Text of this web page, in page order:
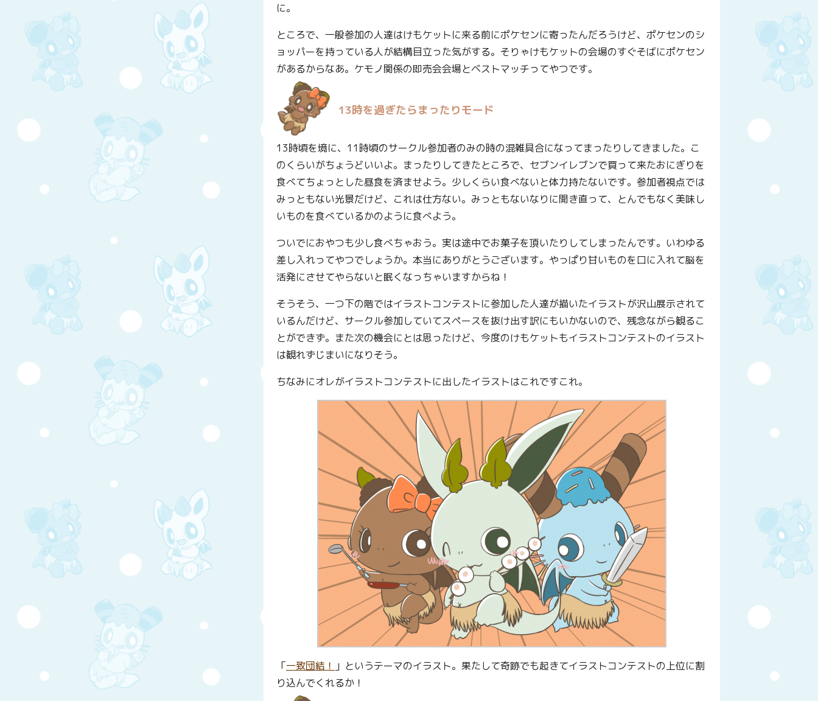
に。
ところで、一般参加の人達はけもケットに来る前にポケセンに寄ったんだろうけど、ポケセンのシ
ョッパーを持っている人が結構目立った気がする。そりゃけもケットの会場のすぐそばにポケセン
があるからなあ。ケモノ関係の即売会会場とベストマッチってやつです。
13時を過ぎたらまったりモード
13時頃を境に、11時頃のサークル参加者のみの時の混雑具合になってまったりしてきました。こ
のくらいがちょうどいいよ。まったりしてきたところで、セブンイレブンで買って来たおにぎりを
食べてちょっとした昼食を済ませよう。少しくらい食べないと体力持たないです。参加者視点では
みっともない光景だけど、これは仕方ない。みっともないなりに開き直って、とんでもなく美味し
いものを食べているかのように食べよう。
ついでにおやつも少し食べちゃおう。実は途中でお菓子を頂いたりしてしまったんです。いわゆる
差し入れってやつでしょうか。本当にありがとうございます。やっぱり甘いものを口に入れて脳を
活発にさせてやらないと眠くなっちゃいますからね！
そうそう、一つ下の階ではイラストコンテストに参加した人達が描いたイラストが沢山展示されて
いるんだけど、サークル参加していてスペースを抜け出す訳にもいかないので、残念ながら観るこ
とができず。また次の機会にとは思ったけど、今度のけもケットもイラストコンテストのイラスト
は観れずじまいになりそう。
ちなみにオレがイラストコンテストに出したイラストはこれですこれ。
「一致団結！ 」というテーマのイラスト。果たして奇跡でも起きてイラストコンテストの上位に割
り込んでくれるか！